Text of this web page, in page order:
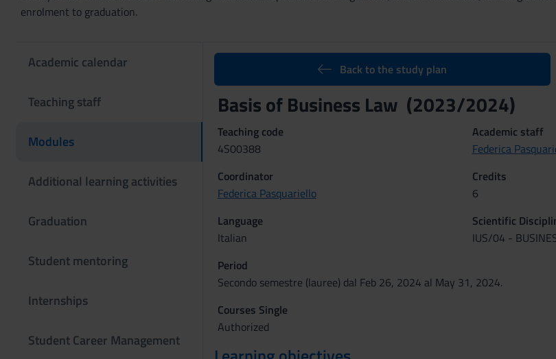
enrolment to graduation.
Academic calendar
Teaching staff
Modules
Additional learning activities
Graduation
Student mentoring
Internships
Student Career Management
Back to the study plan
Basis of Business Law (2023/2024)
Teaching code
4S00388
Academic staff
Federica
Coordinator
Federica Pasquariello
Credits
6
Language
Italian
Scientific
IUS/04 -
Period
Secondo semestre (lauree) dal Feb 26, 2024 al May 31, 2024.
Courses Single
Authorized